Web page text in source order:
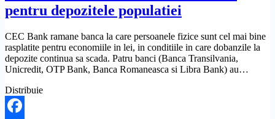
pentru depozitele populatiei
CEC Bank ramane banca la care persoanele fizice sunt cel mai bine
rasplatite pentru economiile in lei, in conditiile in care dobanzile la
depozite continua sa scada. Patru banci (Banca Transilvania,
Unicredit, OTP Bank, Banca Romaneasca si Libra Bank) au…
Distribuie